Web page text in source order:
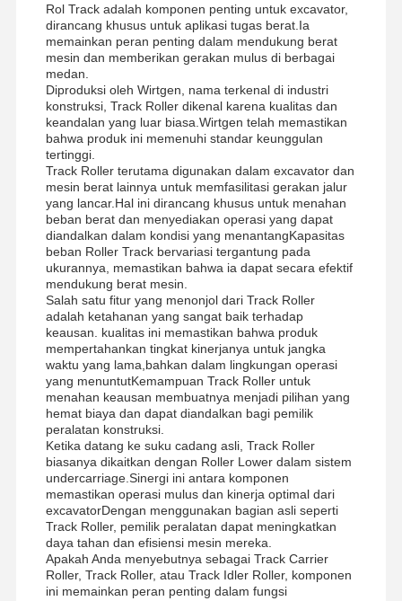
Rol Track adalah komponen penting untuk excavator,
dirancang khusus untuk aplikasi tugas berat.Ia
memainkan peran penting dalam mendukung berat
mesin dan memberikan gerakan mulus di berbagai
medan.
Diproduksi oleh Wirtgen, nama terkenal di industri
konstruksi, Track Roller dikenal karena kualitas dan
keandalan yang luar biasa.Wirtgen telah memastikan
bahwa produk ini memenuhi standar keunggulan
tertinggi.
Track Roller terutama digunakan dalam excavator dan
mesin berat lainnya untuk memfasilitasi gerakan jalur
yang lancar.Hal ini dirancang khusus untuk menahan
beban berat dan menyediakan operasi yang dapat
diandalkan dalam kondisi yang menantangKapasitas
beban Roller Track bervariasi tergantung pada
ukurannya, memastikan bahwa ia dapat secara efektif
mendukung berat mesin.
Salah satu fitur yang menonjol dari Track Roller
adalah ketahanan yang sangat baik terhadap
keausan. kualitas ini memastikan bahwa produk
mempertahankan tingkat kinerjanya untuk jangka
waktu yang lama,bahkan dalam lingkungan operasi
yang menuntutKemampuan Track Roller untuk
menahan keausan membuatnya menjadi pilihan yang
hemat biaya dan dapat diandalkan bagi pemilik
peralatan konstruksi.
Ketika datang ke suku cadang asli, Track Roller
biasanya dikaitkan dengan Roller Lower dalam sistem
undercarriage.Sinergi ini antara komponen
memastikan operasi mulus dan kinerja optimal dari
excavatorDengan menggunakan bagian asli seperti
Track Roller, pemilik peralatan dapat meningkatkan
daya tahan dan efisiensi mesin mereka.
Apakah Anda menyebutnya sebagai Track Carrier
Roller, Track Roller, atau Track Idler Roller, komponen
ini memainkan peran penting dalam fungsi